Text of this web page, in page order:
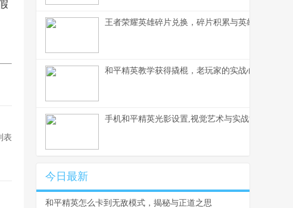
表
王者荣耀英雄碎片兑换，碎片积累与英雄解锁之道
和平精英教学获得撬棍，老玩家的实战心得
手机和平精英光影设置,视觉艺术与实战博弈的微妙
今日最新
和平精英怎么卡到无敌模式，揭秘与正道之思